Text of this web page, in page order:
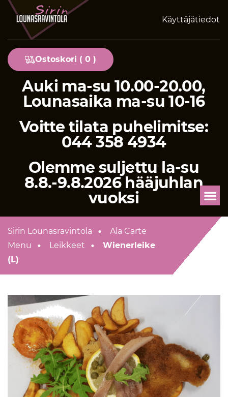
Käyttäjätiedot
Ostoskori ( 0 )
Auki ma-su 10.00-20.00,
Lounasaika ma-su 10-16
Voitte tilata puhelimitse:
044 358 4934
Olemme suljettu la-su
8.8.-9.8.2026 hääjuhlan
vuoksi
Sirin Lounasravintola
Ala Carte
Menu
Leikkeet
Wienerleike
(L)